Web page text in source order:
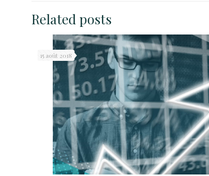
Related posts
15 août 2018